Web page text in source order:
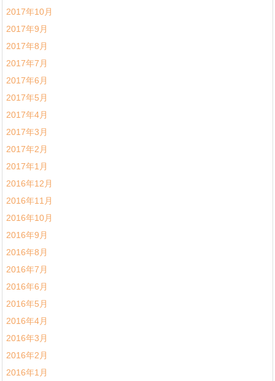
2017年10月
2017年9月
2017年8月
2017年7月
2017年6月
2017年5月
2017年4月
2017年3月
2017年2月
2017年1月
2016年12月
2016年11月
2016年10月
2016年9月
2016年8月
2016年7月
2016年6月
2016年5月
2016年4月
2016年3月
2016年2月
2016年1月